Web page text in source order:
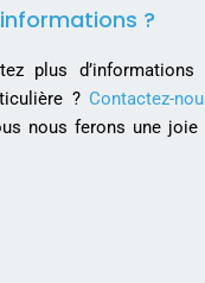
?
plus
?Contactez-
nous ferons une joie